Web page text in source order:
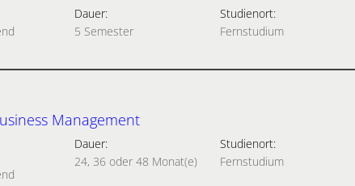
Dauer:
5 Semester
Studienort:
Fernstudium
Management
Dauer:
24, 36 oder 48 Monat(e)
Studienort:
Fernstudium